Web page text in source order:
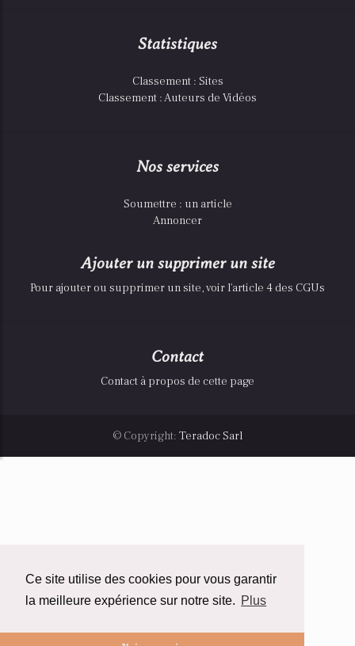
Ce site utilise des cookies pour vous garantir
la meilleure expérience sur notre site. Plus
Statistiques
Classement : Sites
Classement : Auteurs de Vidéos
Nos services
Soumettre : un article
Annoncer
Ajouter un supprimer un site
Pour ajouter ou supprimer un site, voir l'article 4 des CGUs
Contact
Contact à propos de cette page
© Copyright: Teradoc Sarl